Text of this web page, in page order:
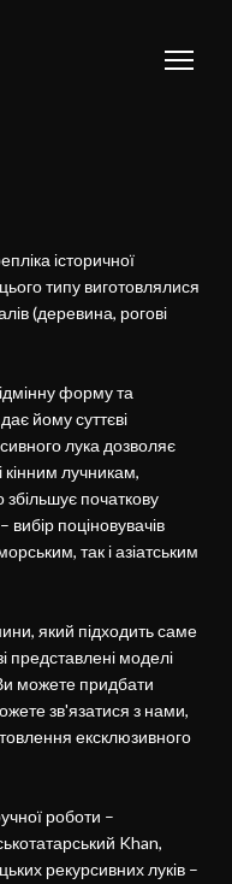
історичної
типу виготовлялися
(деревина, рогові
форму та
йому суттєві
лука дозволяє
кінним лучникам,
початкову
вибір поціновувачів
так і азіатським
який підходить саме
представлені моделі
можете придбати
зв'язатися з нами,
ексклюзивного
роботи –
Khan,
рекурсивних луків –